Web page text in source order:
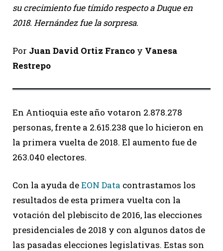
su crecimiento fue tímido respecto a Duque en
2018.Hernández fue la sorpresa.
Por Juan David Ortiz Franco y Vanesa
Restrepo
En Antioquia este año votaron 2.878.278
personas, frente a 2.615.238 que lo hicieron en
la primera vuelta de 2018. El aumento fue de
263.040 electores.
Con la ayuda deEON Data contrastamos los
resultados de esta primera vuelta con la
votación del plebiscito de 2016, las elecciones
presidenciales de 2018 y con algunos datos de
las pasadas elecciones legislativas. Estas son